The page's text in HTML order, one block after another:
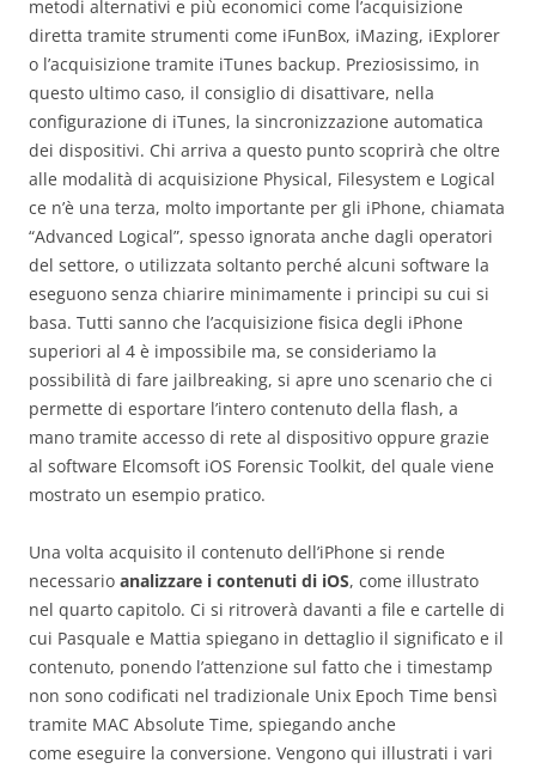
metodi alternativi e più economici come l’acquisizione
diretta tramite strumenti come iFunBox, iMazing, iExplorer
o l’acquisizione tramite iTunes backup. Preziosissimo, in
questo ultimo caso, il consiglio di disattivare, nella
configurazione di iTunes, la sincronizzazione automatica
dei dispositivi. Chi arriva a questo punto scoprirà che oltre
alle modalità di acquisizione Physical, Filesystem e Logical
ce n’è una terza, molto importante per gli iPhone, chiamata
“Advanced Logical”, spesso ignorata anche dagli operatori
del settore, o utilizzata soltanto perché alcuni software la
eseguono senza chiarire minimamente i principi su cui si
basa. Tutti sanno che l’acquisizione fisica degli iPhone
superiori al 4 è impossibile ma, se consideriamo la
possibilità di fare jailbreaking, si apre uno scenario che ci
permette di esportare l’intero contenuto della flash, a
mano tramite accesso di rete al dispositivo oppure grazie
al software Elcomsoft iOS Forensic Toolkit, del quale viene
mostrato un esempio pratico.
Una volta acquisito il contenuto dell’iPhone si rende
necessario analizzare i contenuti di iOS, come illustrato
nel quarto capitolo. Ci si ritroverà davanti a file e cartelle di
cui Pasquale e Mattia spiegano in dettaglio il significato e il
contenuto, ponendo l’attenzione sul fatto che i timestamp
non sono codificati nel tradizionale Unix Epoch Time bensì
tramite MAC Absolute Time, spiegando anche
come eseguire la conversione. Vengono qui illustrati i vari